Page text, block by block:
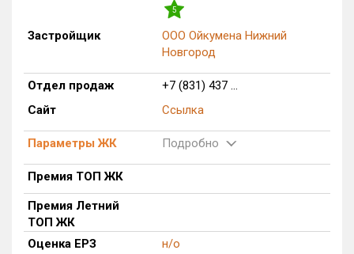
Жилых комплексов
386 из 386
Блокированных домов
22 из 22
Многоквартирных домов
Блокированных домов
55 из 55
блоков в БД
5
Застройщик
ООО Ойкумена Нижний
Новгород
Отдел продаж
+7 (831) 437 ...
Сайт
Ссылка
Соц. сети
Параметры ЖК Подробно
Премия ТОП ЖК
Премия Летний
ТОП ЖК